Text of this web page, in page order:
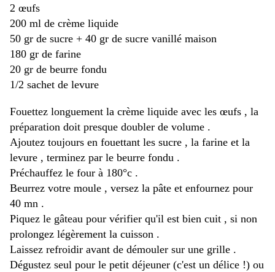
2 œufs
200 ml de crème liquide
50 gr de sucre + 40 gr de sucre vanillé maison
180 gr de farine
20 gr de beurre fondu
1/2 sachet de levure
Fouettez longuement la crème liquide avec les œufs , la
préparation doit presque doubler de volume .
Ajoutez toujours en fouettant les sucre , la farine et la
levure , terminez par le beurre fondu .
Préchauffez le four à 180°c .
Beurrez votre moule , versez la pâte et enfournez pour
40 mn .
Piquez le gâteau pour vérifier qu'il est bien cuit , si non
prolongez légèrement la cuisson .
Laissez refroidir avant de démouler sur une grille .
Dégustez seul pour le petit déjeuner (c'est un délice !) ou